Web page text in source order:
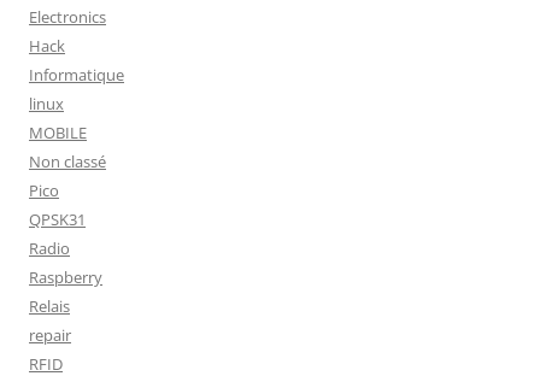
Electronics
Hack
Informatique
linux
MOBILE
Non classé
Pico
QPSK31
Radio
Raspberry
Relais
repair
RFID